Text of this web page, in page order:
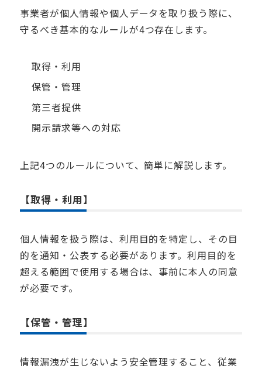
事業者が個人情報や個人データを取り扱う際に、
守るべき基本的なルールが4つ存在します。
取得・利用
保管・管理
第三者提供
開示請求等への対応
上記4つのルールについて、簡単に解説します。
【取得・利用】
個人情報を扱う際は、利用目的を特定し、その目
的を通知・公表する必要があります。利用目的を
超える範囲で使用する場合は、事前に本人の同意
が必要です。
【保管・管理】
情報漏洩が生じないよう安全管理すること、従業